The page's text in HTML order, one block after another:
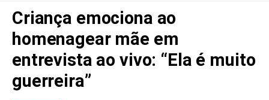
Criança emociona ao
homenagear mãe em
entrevista ao vivo: “Ela é muito
guerreira”